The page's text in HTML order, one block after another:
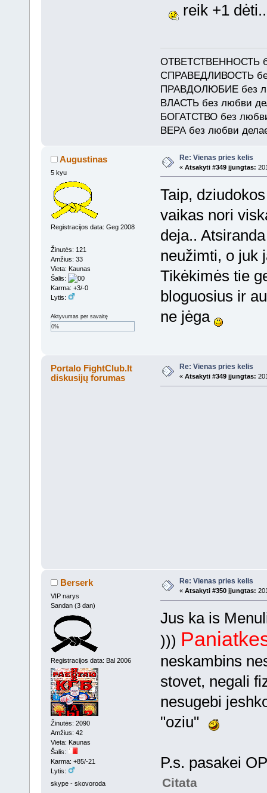
reik +1
ОТВЕТСТВЕННОСТЬ
СПРАВЕДЛИВОСТЬ
ПРАВДОЛЮБИЕ без
ВЛАСТЬ без любви
БОГАТСТВО без
ВЕРА без любви
Augustinas
5 kyu
Registracijos data: Geg 2008
Žinutės: 121
Amžius: 33
Vieta: Kaunas
Šalis:
Karma: +3/-0
Lytis:
Aktyvumas per savaitę
0%
Re: Vienas pries kelis
« Atsakyti #349 įjungtas:
Taip,
vaikas nori
deja..
neužimti, o juk
Tikėkimės tie
bloguosius ir
ne jėga
Portalo FightClub.lt
diskusijų forumas
Re: Vienas pries kelis
« Atsakyti #349 įjungtas:
Berserk
VIP narys
Sandan (3 dan)
Registracijos data: Bal 2006
Žinutės: 2090
Amžius: 42
Vieta: Kaunas
Šalis:
Karma: +85/-21
Lytis:
skype - skovoroda
Re: Vienas pries kelis
« Atsakyti #350 įjungtas:
Jus ka is
)))
neskambins
stovet, negali
nesugebi
"oziu"
P.s. pasakei
Citata